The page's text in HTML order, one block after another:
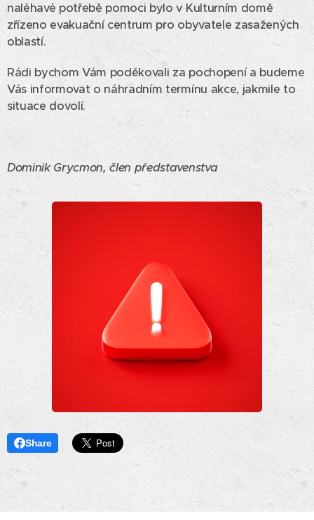
naléhavé potřebě pomoci bylo v Kulturním domě
zřízeno evakuační centrum pro obyvatele zasažených
oblastí.
Rádi bychom Vám poděkovali za pochopení a budeme
Vás informovat o náhradním termínu akce, jakmile to
situace dovolí.
Dominik Grycmon, člen představenstva
Share